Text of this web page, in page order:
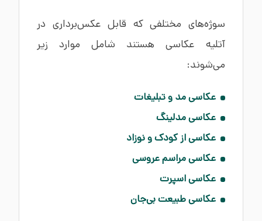
سوژه‌های مختلفی که قابل عکس‌برداری در
آتلیه عکاسی هستند شامل موارد زیر
می‌شوند:
عکاسی مد و تبلیغات
عکاسی مدلینگ
عکاسی از کودک و نوزاد
عکاسی مراسم عروسی
عکاسی اسپرت
عکاسی طبیعت بی‌جان